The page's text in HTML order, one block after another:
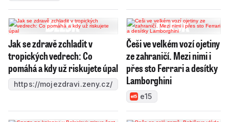
Jak se zdravě zchladit v
tropických vedrech: Co
pomáhá a kdy už riskujete úpal
https://mojezdravi.zeny.cz/
Češi ve velkém vozí ojetiny
ze zahraničí. Mezi nimi i
přes sto Ferrari a desítky
Lamborghini
e15